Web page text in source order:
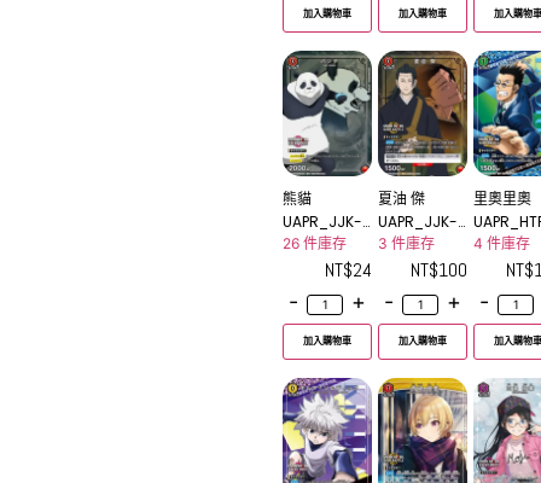
加入購物車 加入購物車 加入購物車
熊貓
UAPR_JJK-3
-054C
26 件庫存
NT$24
-
+
加入購物車
夏油 傑
UAPR_JJK-3
-037C
3 件庫存
NT$100
-
+
加入購物車
里奧里奧
-090U
4 件庫存
NT$
-
加入購物車